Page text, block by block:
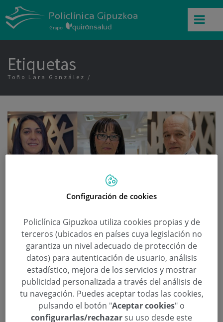
Etiquetas
Toño Lara González
1 de cada 3 mujeres de entre 35 y
54 años sufre pérdidas
involuntarias de orina
Categoría:Ginecología y Obstetricia,
Ginecología y Unidad de la Mujer ,
Unidad de la
Configuración de cookies
Policlínica Gipuzkoa utiliza cookies propias y de
terceros (ubicados en países cuya legislación no
garantiza un nivel adecuado de protección de
datos) para autenticación de usuario, análisis
estadístico, mejora de los servicios y mostrar
publicidad personalizada a través del análisis de
tu navegación. Puedes aceptar todas las cookies,
pulsando el botón "Aceptar cookies" o
configurarlas/rechazarsu uso desde este